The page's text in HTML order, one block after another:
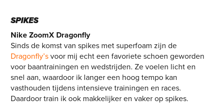
SPIKES
Nike ZoomX Dragonfly
Sinds de komst van spikes met superfoam zijn de
Dragonfly’svoor mij echt een favoriete schoen geworden
voor baantrainingen en wedstrijden. Ze voelen licht en
snel aan, waardoor ik langer een hoog tempo kan
vasthouden tijdens intensieve trainingen en races.
Daardoor train ik ook makkelijker en vaker op spikes.